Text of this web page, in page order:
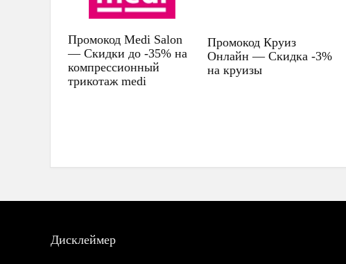
Промокод Medi Salon
— Скидки до -35% на
компрессионный
трикотаж medi
Промокод Круиз
Онлайн — Скидка -3%
на круизы
Дисклеймер